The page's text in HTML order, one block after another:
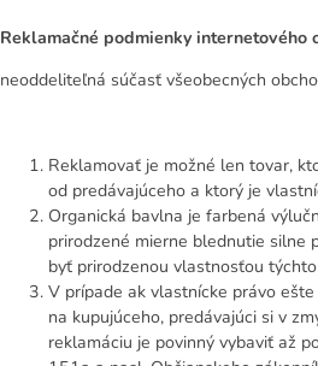
Reklamačné podmienky internetového
neoddeliteľná súčasť všeobecných
Reklamovať je možné len tovar,
od predávajúceho a ktorý je
Organická bavlna je farbená
prirodzené mierne blednutie silne
byť prirodzenou vlastnosťou
V prípade ak vlastnícke právo
na kupujúceho, predávajúci si v
reklamáciu je povinný vybaviť až